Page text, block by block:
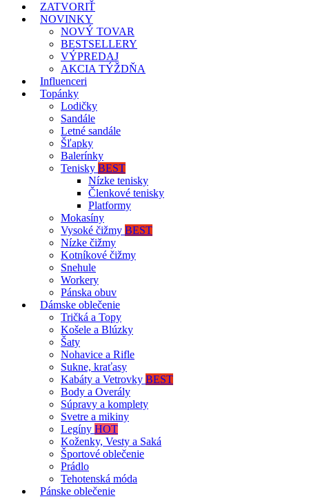
ZATVORIŤ
NOVINKY
NOVÝ TOVAR
BESTSELLERY
VÝPREDAJ
AKCIA TÝŽDŇA
Influenceri
Topánky
Lodičky
Sandále
Letné sandále
Šľapky
Balerínky
Tenisky BEST
Nízke tenisky
Členkové tenisky
Platformy
Mokasíny
Vysoké čižmy BEST
Nízke čižmy
Kotníkové čižmy
Snehule
Workery
Pánska obuv
Dámske oblečenie
Tričká a Topy
Košele a Blúzky
Šaty
Nohavice a Rifle
Sukne, kraťasy
Kabáty a Vetrovky BEST
Body a Overály
Súpravy a komplety
Svetre a mikiny
Legíny HOT
Koženky, Vesty a Saká
Športové oblečenie
Prádlo
Tehotenská móda
Pánske oblečenie